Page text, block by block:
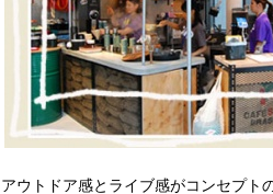
アウトドア感とライブ感がコンセプト